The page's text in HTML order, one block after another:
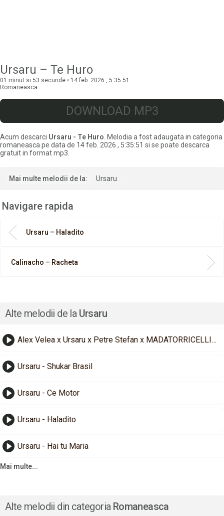
Ursaru – Te Huro
01 minut si 53 secunde • 14 feb. 2026 , 5:35:51
Romaneasca
DOWNLOAD MP3
Acum descarci Ursaru - Te Huro . Melodia a fost adaugata in categoria
romaneasca pe data de 14 feb. 2026 , 5:35:51 si se poate descarca
gratuit in format mp3.
Mai multe melodii de la: Ursaru
Navigare rapida
Ursaru – Haladito
Calinacho – Racheta
Alte melodii de la Ursaru
Alex Velea x Ursaru x Petre Stefan x MADATORRICELLI - Hot Boy Summer
Ursaru - Shukar Brasil
Ursaru - Ce Motor
Ursaru - Haladito
Ursaru - Hai tu Maria
Mai multe...
Alte melodii din categoria Romaneasca